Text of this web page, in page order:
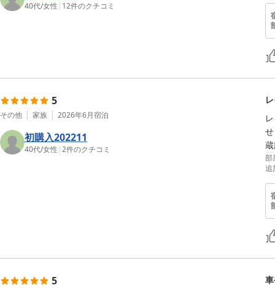
40代/女性 | 12件のクチコミ
5
その他 家族 2026年6月宿泊
初購入202211
40代/女性 |2件のクチコミ
部
追
5